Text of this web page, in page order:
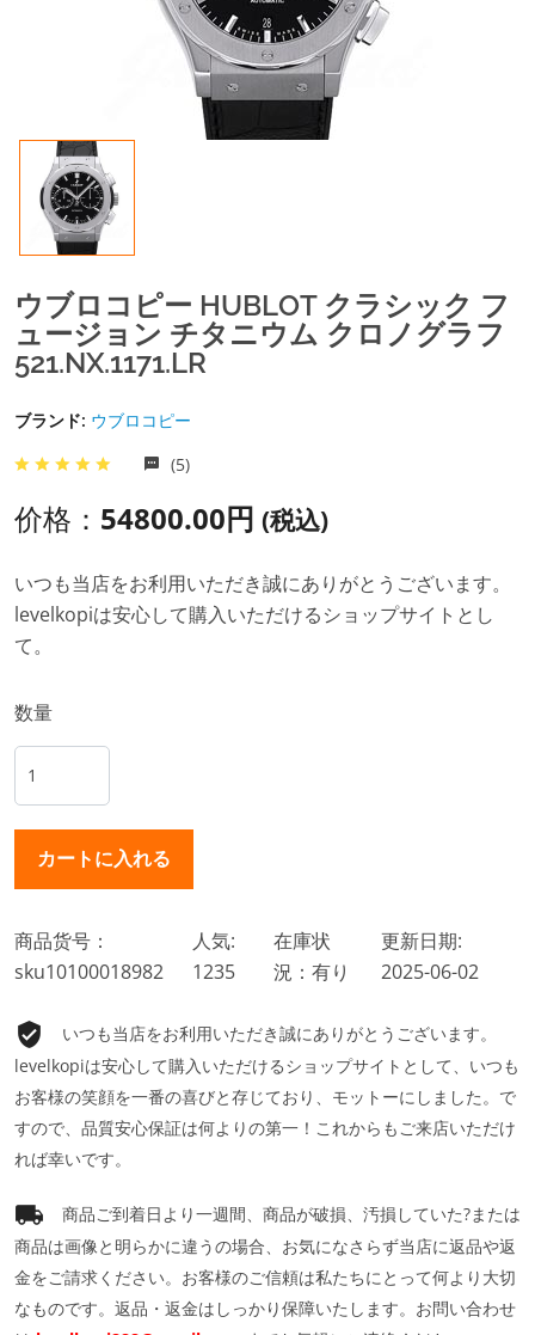
ウブロコピー HUBLOT クラシック フ
ュージョン チタニウム クロノグラフ
521.NX.1171.LR
ブランド: ウブロコピー
(5)
价格： 54800.00円 (税込)
いつも当店をお利用いただき誠にありがとうございます。
levelkopiは安心して購入いただけるショップサイトとし
て。
数量
商品货号：
sku10100018982
人気:
1235
在庫状
況：有り
更新日期:
2025-06-02
いつも当店をお利用いただき誠にありがとうございます。
levelkopiは安心して購入いただけるショップサイトとして、いつも
お客様の笑顔を一番の喜びと存じており、モットーにしました。で
すので、品質安心保証は何よりの第一！これからもご来店いただけ
れば幸いです。
商品ご到着日より一週間、商品が破損、汚損していた?または
商品は画像と明らかに違うの場合、お気になさらず当店に返品や返
金をご請求ください。お客様のご信頼は私たちにとって何より大切
なものです。返品・返金はしっかり保障いたします。お問い合わせ